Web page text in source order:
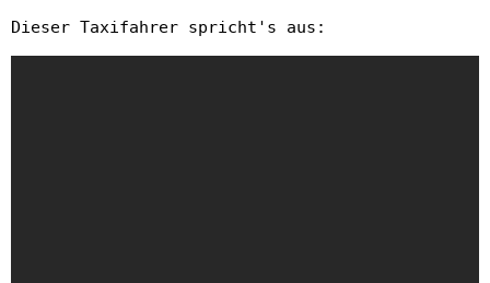
Dieser Taxifahrer spricht's aus: